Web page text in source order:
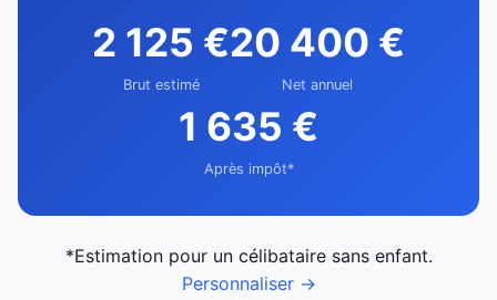
2 125 €
Brut estimé
20 400 €
Net annuel
1 635 €
Après impôt*
*Estimation pour un célibataire sans enfant.
Personnaliser →